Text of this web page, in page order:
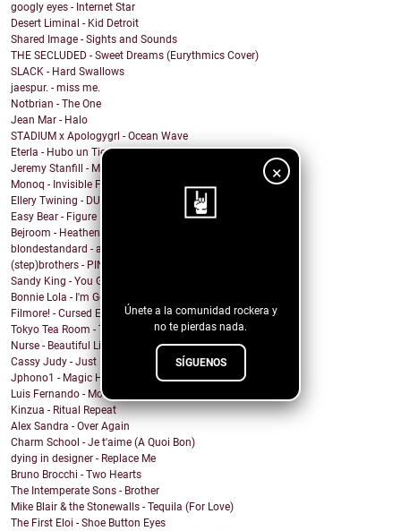
×
Únete a la comunidad rockera y
no te pierdas nada.
SÍGUENOS
googly eyes - Internet Star
Desert Liminal - Kid Detroit
Shared Image - Sights and Sounds
THE SECLUDED - Sweet Dreams (Eurythmics Cover)
SLACK - Hard Swallows
jaespur. - miss me.
Notbrian - The One
Jean Mar - Halo
STADIUM x Apologygrl - Ocean Wave
Eterla - Hubo un Tiempo
Jeremy Stanfill - Moving Day
Monoq - Invisible Finish Line
Ellery Twining - DUSTY SPRINGFIELD'S RECORD COLLEC...
Easy Bear - Figure It Out
Bejroom - Heathens
blondestandard - arms of another
(step)brothers - PINOT NOIR
Sandy King - You Got Me Mixed Up With That Bottle
Bonnie Lola - I'm Going Home
Filmore! - Cursed Energy
Tokyo Tea Room - Tell Me How
Nurse - Beautiful Lie
Cassy Judy - Just For Being Who We Are
Jphono1 - Magic Here
Luis Fernando - Modo Avion
Kinzua - Ritual Repeat
Alex Sandra - Over Again
Charm School - Je t'aime (A Quoi Bon)
dying in designer - Replace Me
Bruno Brocchi - Two Hearts
The Intemperate Sons - Brother
Mike Blair & the Stonewalls - Tequila (For Love)
The First Eloi - Shoe Button Eyes